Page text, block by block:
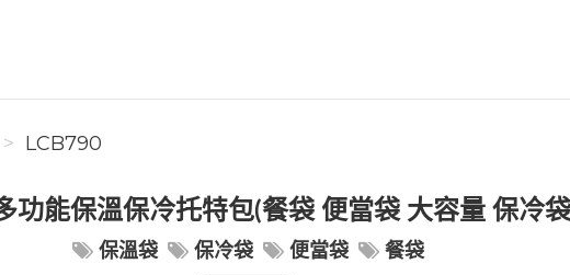
LCB790
功能保溫保冷托特包(餐袋 便當袋 大容量 保冷
保溫袋 保冷袋 便當袋 餐袋